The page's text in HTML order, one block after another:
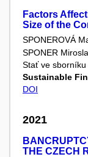
Factors
Size of the
SPONEROVÁ
SPONER
Stať ve sborníku
Sustainable
DOI
2021
THE CZECH